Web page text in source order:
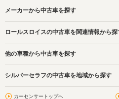
メーカーから中古車を探す
ロールスロイスの中古車を関連情報から探
他の車種から中古車を探す
シルバーセラフの中古車を地域から探す
カーセンサートップへ